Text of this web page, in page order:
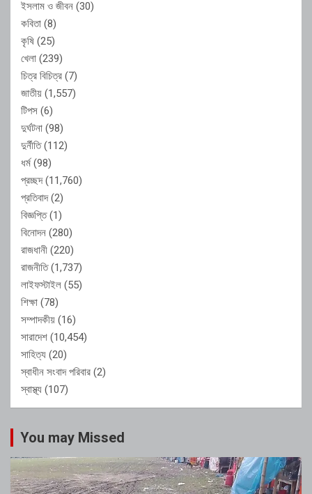
ইসলাম ও জীবন (30)
কবিতা (8)
কৃষি (25)
খেলা (239)
চিত্র বিচিত্র (7)
জাতীয় (1,557)
টিপস (6)
দুর্ঘটনা (98)
দুর্নীতি(112)
ধর্ম(98)
প্রচ্ছদ(11,760)
প্রতিবাদ(2)
বিজ্ঞপ্তি(1)
বিনোদন (280)
রাজধানী (220)
রাজনীতি(1,737)
লাইফস্টাইল (55)
শিক্ষা (78)
সম্পাদকীয় (16)
সারাদেশ (10,454)
সাহিত্য (20)
স্বাধীন সংবাদ পরিবার (2)
স্বাস্থ্য (107)
You may Missed